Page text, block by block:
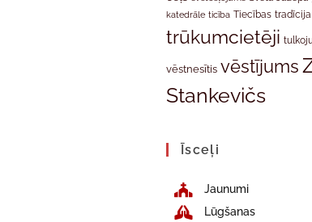
katedrāle ticība Tiecības tradīcija
trūkumcietēji
vēstnesītis vēstījums
Stankevičs
Īsceļi
Jaunumi
Lūgšanas